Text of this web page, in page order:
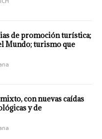
de promoción turística;
Mundo; turismo que
con nuevas caídas
y de